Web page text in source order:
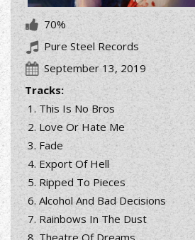
70%
Pure Steel Records
September 13, 2019
Tracks:
This Is No Bros
Love Or Hate Me
Fade
Export Of Hell
Ripped To Pieces
Alcohol And Bad Decisions
Rainbows In The Dust
Theatre Of Dreams